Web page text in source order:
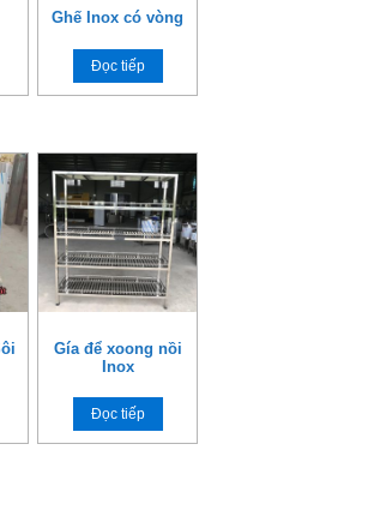
Ghế Inox có vòng
Đọc tiếp
Gía để xoong nồi
Inox
Đọc tiếp